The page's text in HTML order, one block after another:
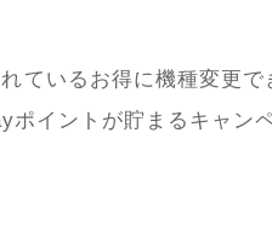
ているお得に機種変更
イントが貯まるキャン